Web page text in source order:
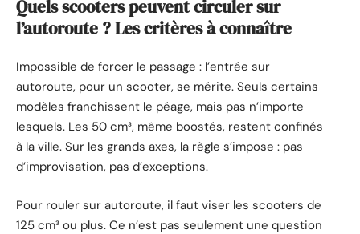
Quels scooters peuvent circuler sur
l’autoroute ? Les critères à connaître
Impossible de forcer le passage : l’entrée sur
autoroute, pour un scooter, se mérite. Seuls certains
modèles franchissent le péage, mais pas n’importe
lesquels. Les 50 cm³, même boostés, restent confinés
à la ville. Sur les grands axes, la règle s’impose : pas
d’improvisation, pas d’exceptions.
Pour rouler sur autoroute, il faut viser les scooters de
125 cm³ ou plus. Ce n’est pas seulement une question